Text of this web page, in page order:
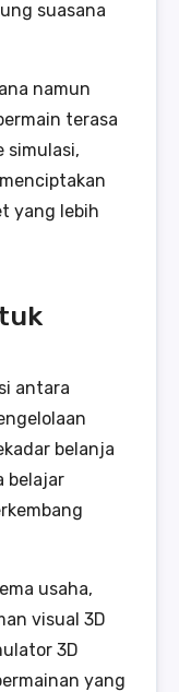
suasana
namun
terasa
simulasi,
yang lebih
antara
belanja
belajar
usaha,
visual 3D
3D
yang